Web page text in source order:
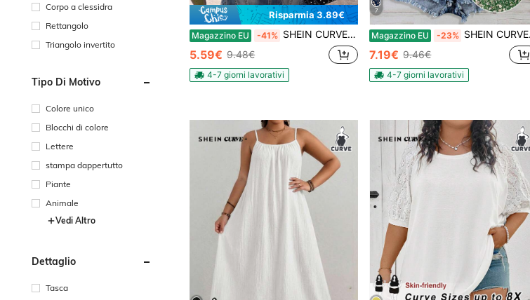
Corpo a clessidra
Rettangolo
Triangolo invertito
Tipo Di Motivo
Colore unico
Blocchi di colore
Lettere
stampa dappertutto
Piante
Animale
Vedi Altro
Dettaglio
Tasca
Risparmia 3.89€
Magazzino EU -41% SHEIN CURVE+ Canotta bianca aderente con spalle scoperte, stile casual elegante anni '70 con paillettes, taglie forti, tessuto confortevole per feste estive, palestra e cena
5.59€ 9.48€
4-7 giorni lavorativi
7
Magazzino EU -23% SHEIN CURVE+ Camicetta verde a maniche corte con stampa floreale in stile boho per taglie comode
7.19€ 9.46€
4-7 giorni lavorativi